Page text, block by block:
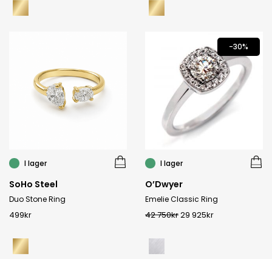
I lager
SoHo Steel
Duo Stone Ring
499kr
-30%
I lager
O’Dwyer
Emelie Classic Ring
42 750kr29 925kr